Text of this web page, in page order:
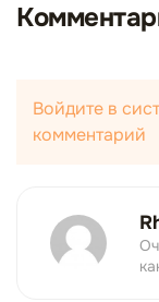
Войдите в
комментарий